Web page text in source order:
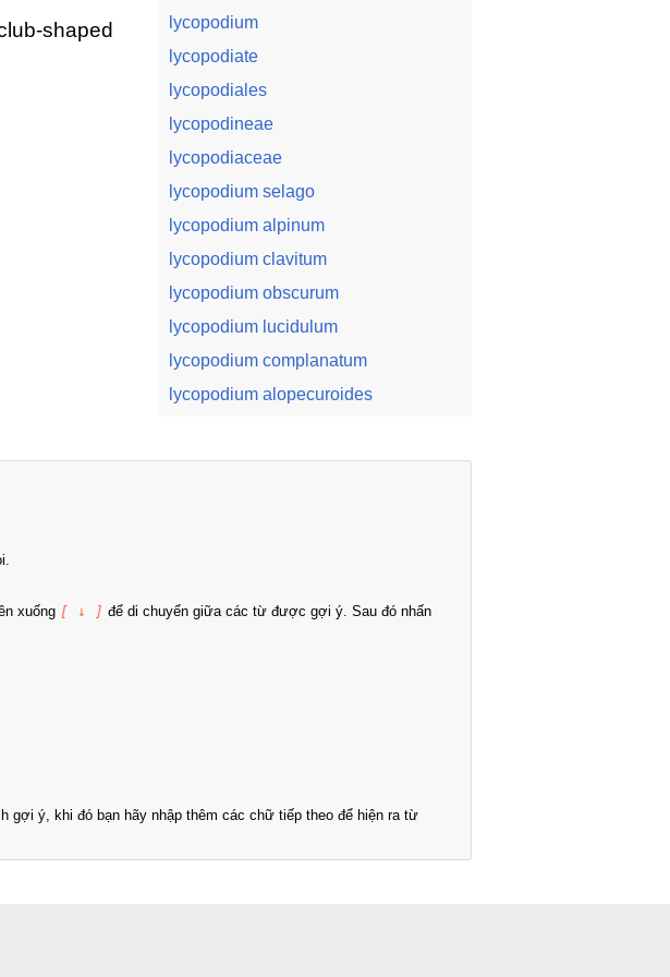
shaped
lycopodium
lycopodiate
lycopodiales
lycopodineae
lycopodiaceae
lycopodium selago
lycopodium alpinum
lycopodium clavitum
lycopodium obscurum
lycopodium lucidulum
lycopodium complanatum
lycopodium alopecuroides
xuống [ ↓ ] để di chuyển giữa các từ được gợi ý. Sau đó nhấn
gợi ý, khi đó bạn hãy nhập thêm các chữ tiếp theo để hiện ra từ